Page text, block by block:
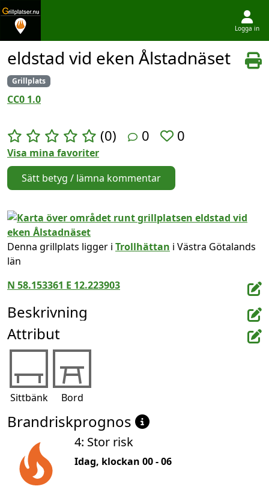
Logga in
eldstad vid eken Ålstadnäset
Grillplats
CC0 1.0
(0) 0 0
Visa mina favoriter
Sätt betyg / lämna kommentar
Denna grillplats ligger i Trollhättan i Västra Götalands
län
N 58.153361 E 12.223903
Beskrivning
Attribut
Sittbänk Bord
Brandriskprognos
4: Stor risk
Idag, klockan 00 - 06